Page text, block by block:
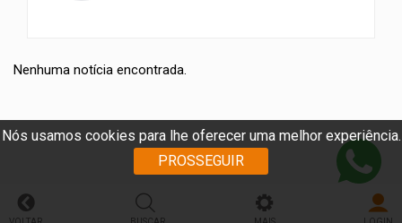
Nós usamos cookies para lhe oferecer uma melhor experiência.
PROSSEGUIR
Nenhuma notícia encontrada.